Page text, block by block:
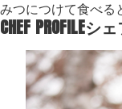
みつにつけて食べる
CHEF PROFILEシ